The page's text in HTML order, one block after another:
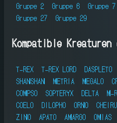
Gruppe 2 Gruppe 6 Gruppe 7
Gruppe 27
Gruppe 29
Kompatible
T-REX T-REX LORD DASPLETO
SHANSHAN
METRIA MEGALO
COMPSO
SOPTERYX DELTA M-
COELO
DILOPHO ORNO
ZINO
APATO AMARGO OMIAS